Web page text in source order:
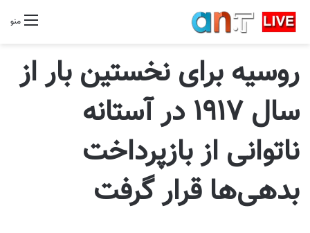
منو
روسیه برای نخستین بار از
سال ۱۹۱۷ در آستانه
ناتوانی از بازپرداخت
بدهی‌ها قرار گرفت